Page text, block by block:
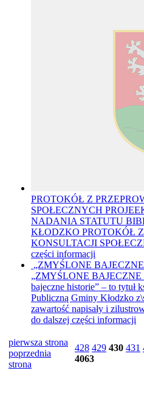
PROTOKÓŁ Z
SPOŁECZNYCH
NADANIA STATUTU
KŁODZKO PROTOKÓŁ
KONSULTACJI
części informacji
„ZMYŚLONE
„ZMYŚLONE BAJECZNE
bajeczne historie” – to tytuł
Publiczną Gminy Kłodzko
zawartość napisały i
do dalszej części informacji
pierwsza strona
poprzednia
strona
428 429 430 431
4063